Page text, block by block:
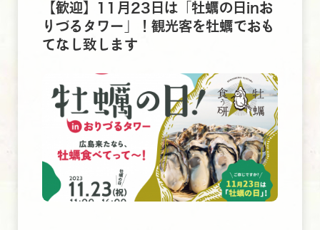
【歓迎】11月23日は「牡蠣の日inお
りづるタワー」！観光客を牡蠣でおも
てなし致します